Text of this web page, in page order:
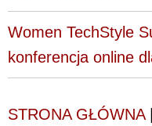
Women TechStyle
konferencja online
STRONA GŁÓWNA|